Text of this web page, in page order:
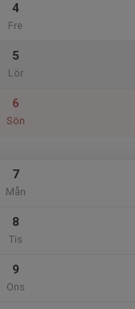
4
Fre
5
Lör
6
Sön
7
Mån
8
Tis
9
Ons